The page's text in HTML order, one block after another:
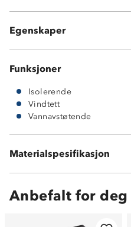
Egenskaper
Iso-Pad Light™
Funksjoner
Isolerende
Vindtett
Vannavstøtende
Materialspesifikasjon
100 % polyester
Anbefalt for deg